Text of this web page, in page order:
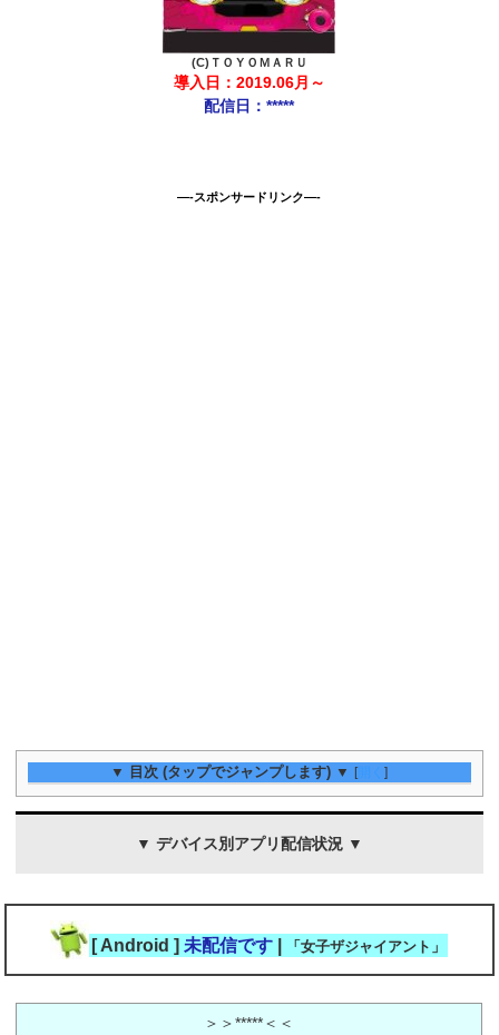
(C)ＴＯＹＯＭＡＲＵ
導入日：2019.06月～
配信日：*****
—-スポンサードリンク—-
▼ 目次 (タップでジャンプします) ▼ [開く]
▼ デバイス別アプリ配信状況 ▼
[ Android ]未配信です 「女子ザジャイアント」
＞＞*****＜＜